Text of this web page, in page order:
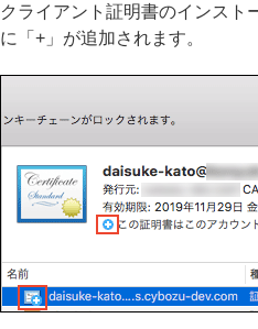
クライアント証明書のインスト
に「+」が追加されます。